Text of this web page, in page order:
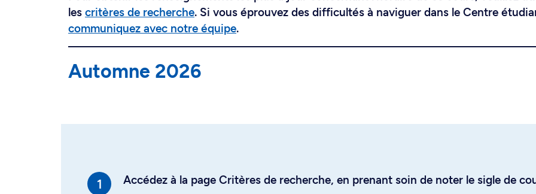
les critères de recherche. Si vous éprouvez des difficultés à naviguer dans le Centre
communiquez avec notre équipe.
Automne 2026
Accédez à la page Critères de recherche, en prenant soin de noter le sigle de